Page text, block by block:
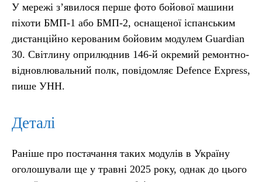
У мережі з’явилося перше фото бойової машини
піхоти БМП-1 або БМП-2, оснащеної іспанським
дистанційно керованим бойовим модулем Guardian
30. Світлину оприлюднив 146-й окремий ремонтно-
відновлювальний полк, повідомляє Defence Express,
пише УНН.
Деталі
Раніше про постачання таких модулів в Україну
оголошували ще у травні 2025 року, однак до цього